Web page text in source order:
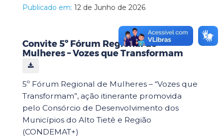
Publicado em: 12 de Junho de 2026
Convite 5º Fórum Regional de
Mulheres – Vozes que Transformam
5º Fórum Regional de Mulheres – “Vozes que
Transformam”, ação itinerante promovida
pelo Consórcio de Desenvolvimento dos
Municípios do Alto Tietê e Região
(CONDEMAT+)